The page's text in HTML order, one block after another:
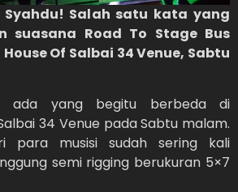
: Syahdu! Salah satu kata yang
suasana Road To Stage Bus
Of Salbai 34 Venue, Sabtu
ada yang begitu berbeda di
34 Venue pada Sabtu malam.
para musisi sudah sering kali
semi rigging berukuran 5×7